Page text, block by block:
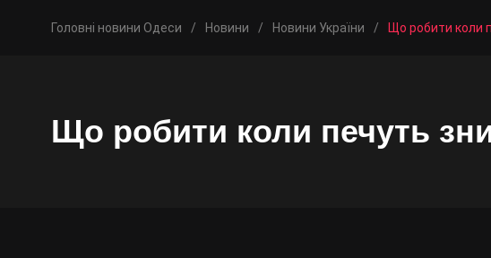
Головні новини Одеси / Новини / Новини України / Що робити коли
Що робити коли печуть